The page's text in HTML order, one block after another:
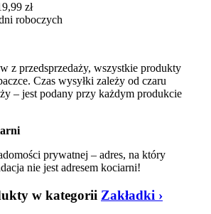
zł
roboczych
z przedsprzedaży, wszystkie produkty
Czas wysyłki zależy od czaru
– jest podany przy każdym produkcie
prywatnej – adres, na który
nie jest adresem kociarni!
w kategorii Zakładki ›